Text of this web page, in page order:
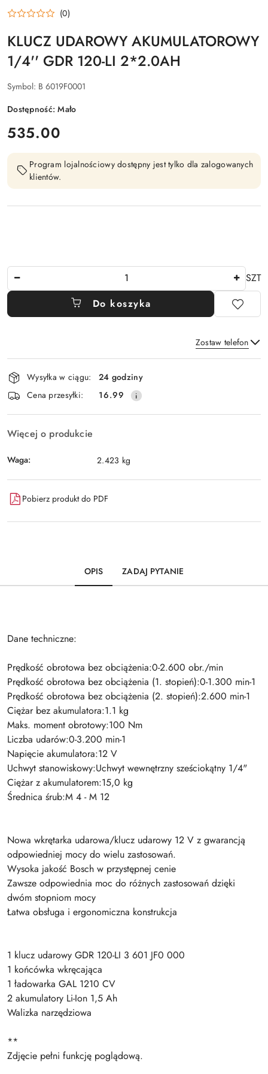
BOSCH (0)
KLUCZ UDAROWY AKUMULATOROWY
1/4'' GDR 120-LI 2*2.0AH
Symbol: B 6019F0001
Dostępność:Mało
cena:
535.00
Program lojalnościowy dostępny jest tylko dla zalogowanych
klientów.
SZT
Do koszyka
Zostaw telefon
Wyślij
Dostępność
i
dostawa
Wysyłka w ciągu:
24 godziny
Cena przesyłki:
16.99
Więcej o produkcie
Waga: 2.423 kg
Pobierz produkt do PDF
OPIS ZADAJ PYTANIE
Dane techniczne:
Prędkość obrotowa bez obciążenia:0-2.600 obr./min
Prędkość obrotowa bez obciążenia (1. stopień):0-1.300 min-1
Prędkość obrotowa bez obciążenia (2. stopień):2.600 min-1
Ciężar bez akumulatora:1.1 kg
Maks. moment obrotowy:100 Nm
Liczba udarów:0-3.200 min-1
Napięcie akumulatora:12 V
Uchwyt stanowiskowy:Uchwyt wewnętrzny sześciokątny 1/4"
Ciężar z akumulatorem:15,0 kg
Średnica śrub:M 4 - M 12
Nowa wkrętarka udarowa/klucz udarowy 12 V z gwarancją
odpowiedniej mocy do wielu zastosowań.
Wysoka jakość Bosch w przystępnej cenie
Zawsze odpowiednia moc do różnych zastosowań dzięki
dwóm stopniom mocy
Łatwa obsługa i ergonomiczna konstrukcja
1 klucz udarowy GDR 120-LI 3 601 JF0 000
1 końcówka wkręcająca
1 ładowarka GAL 1210 CV
2 akumulatory Li-Ion 1,5 Ah
Walizka narzędziowa
**
Zdjęcie pełni funkcję poglądową.